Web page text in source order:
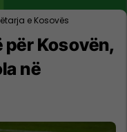
e Kosovës
për Kosovën,
në